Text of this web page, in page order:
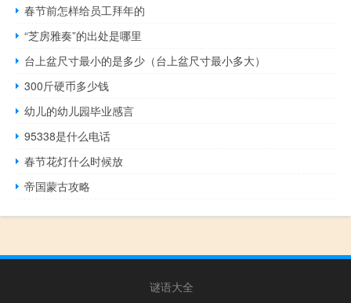
春节前怎样给员工拜年的
“芝房雅奏”的出处是哪里
台上盆尺寸最小的是多少（台上盆尺寸最小多大）
300斤硬币多少钱
幼儿的幼儿园毕业感言
95338是什么电话
春节花灯什么时候放
帝国蒙古攻略
谜语大全